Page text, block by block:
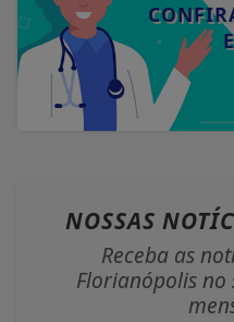
NOSSAS
Receba as
Florianópolis